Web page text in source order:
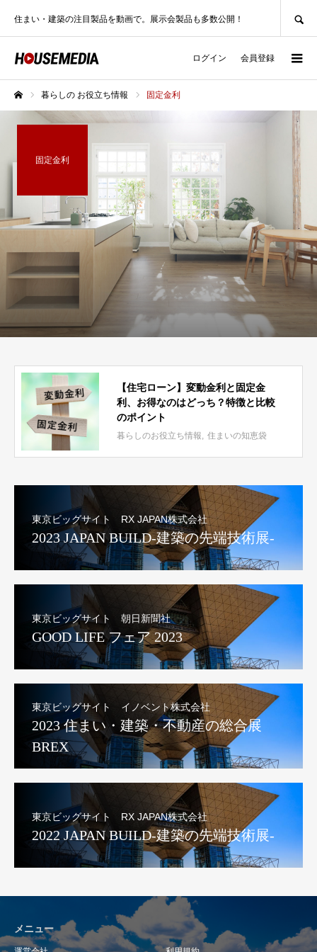
住まい・建築の注目製品を動画で。展示会製品も多数公開！
ログイン 会員登録
暮らしの お役立ち情報 固定金利
固定金利
【住宅ローン】変動金利と固定金
利、お得なのはどっち？特徴と比較
のポイント
暮らしのお役立ち情報 住まいの知恵袋
東京ビッグサイト RX JAPAN株式会社
2023 JAPAN BUILD-建築の先端技術展-
東京ビッグサイト 朝日新聞社
GOOD LIFE フェア 2023
東京ビッグサイト イノベント株式会社
2023 住まい・建築・不動産の総合展
BREX
東京ビッグサイト RX JAPAN株式会社
2022 JAPAN BUILD-建築の先端技術展-
メニュー